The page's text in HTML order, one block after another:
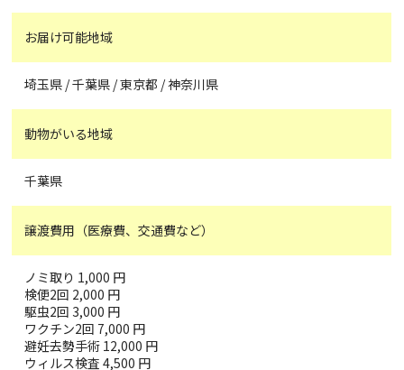
お届け可能地域
埼玉県 / 千葉県 / 東京都 / 神奈川県
動物がいる地域
千葉県
譲渡費用（医療費、交通費など）
ノミ取り 1,000 円
検便2回 2,000 円
駆虫2回 3,000 円
ワクチン2回 7,000 円
避妊去勢手術 12,000 円
ウィルス検査 4,500 円